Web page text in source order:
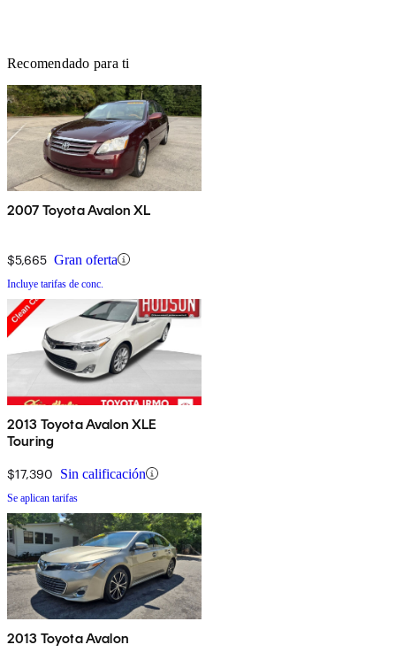
Recomendado para ti
2007 Toyota Avalon XL
$5,665 Gran oferta
Incluye tarifas de conc.
2013 Toyota Avalon XLE
Touring
$17,390 Sin calificación
Se aplican tarifas
2013 Toyota Avalon